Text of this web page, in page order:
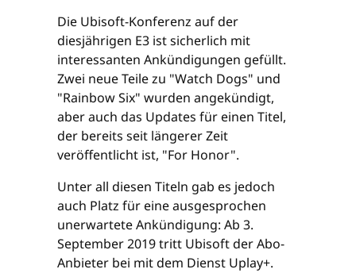
Die Ubisoft-Konferenz auf der
diesjährigen E3 ist sicherlich mit
interessanten Ankündigungen gefüllt.
Zwei neue Teile zu "Watch Dogs" und
"Rainbow Six" wurden angekündigt,
aber auch das Updates für einen Titel,
der bereits seit längerer Zeit
veröffentlicht ist, "For Honor".
Unter all diesen Titeln gab es jedoch
auch Platz für eine ausgesprochen
unerwartete Ankündigung: Ab 3.
September 2019 tritt Ubisoft der Abo-
Anbieter bei mit dem Dienst Uplay+.